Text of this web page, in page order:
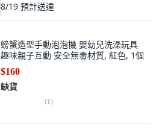
8/19 預計送達
螃蟹造型手動泡泡機 嬰幼兒洗澡玩具
趣味親子互動 安全無毒材質, 紅色, 1個
$160
缺貨
(1)